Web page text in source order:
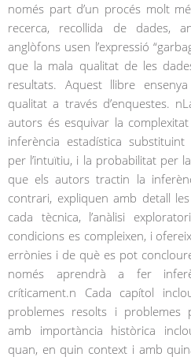
només part d’un procés molt
recerca, recollida de dades,
anglòfons usen l’expressió
que la mala qualitat de les
resultats. Aquest llibre
qualitat a través d’enquestes.
autors és esquivar la
inferència estadística
per l’intuïtiu, i la probabilitat per
que els autors tractin la
contrari, expliquen amb detall
cada tècnica, l’anàlisi
condicions es compleixen, i
errònies i de què es pot
només aprendrà a fer
críticament.n Cada capítol
problemes resolts i problemes
amb importància històrica
quan, en quin context i amb